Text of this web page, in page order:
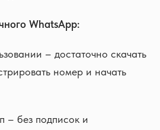
WhatsApp:
– достаточно скачать
номер и начать
– без подписок и